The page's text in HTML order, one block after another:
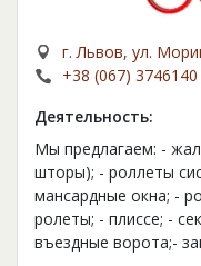
г. Львов, ул.
+38 (067) 3746140
Деятельность:
Мы предлагаем: -
шторы); - роллеты
мансардные окна; -
ролеты; - плиссе; -
въездные ворота;-